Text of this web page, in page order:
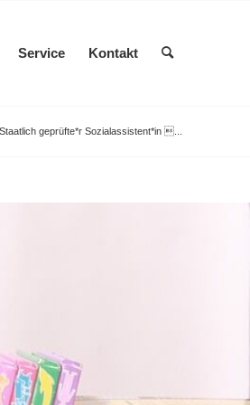
Service Kontakt
geprüfte*r Sozialassistent*in ...